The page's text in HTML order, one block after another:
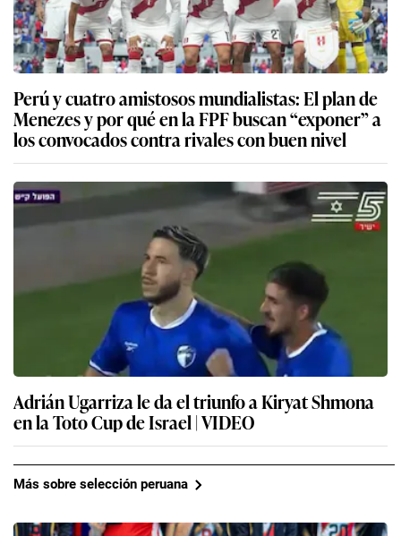
Perú y cuatro amistosos mundialistas: El plan de
Menezes y por qué en la FPF buscan “exponer” a
los convocados contra rivales con buen nivel
Adrián Ugarriza le da el triunfo a Kiryat Shmona
en la Toto Cup de Israel | VIDEO
Más sobre selección peruana